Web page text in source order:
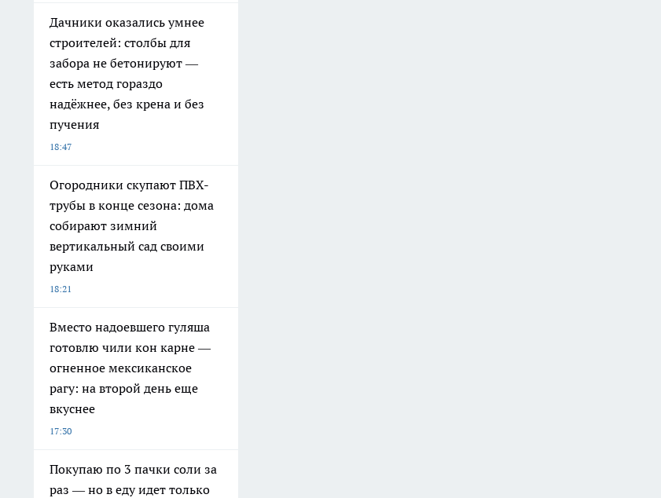
Дачники оказались умнее
строителей: столбы для
забора не бетонируют —
есть метод гораздо
надёжнее, без крена и без
пучения
18:47
Огородники скупают ПВХ-
трубы в конце сезона: дома
собирают зимний
вертикальный сад своими
руками
18:21
Вместо надоевшего гуляша
готовлю чили кон карне —
огненное мексиканское
рагу: на второй день еще
вкуснее
17:30
Покупаю по 3 пачки соли за
раз — но в еду идет только